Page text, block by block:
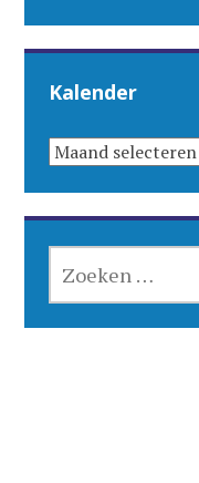
Kalender
KALENDER
NAAR: